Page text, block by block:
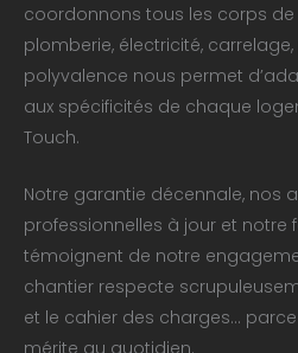
coordonnons tous les corps de
plomberie, électricité,
polyvalence nous permet
aux spécificités de chaque
Touch.
Notre garantie décennale, nos
professionnelles à jour et notre
témoignent de notre
chantier respecte
et le cahier des charges…